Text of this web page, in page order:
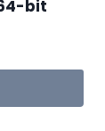
bit